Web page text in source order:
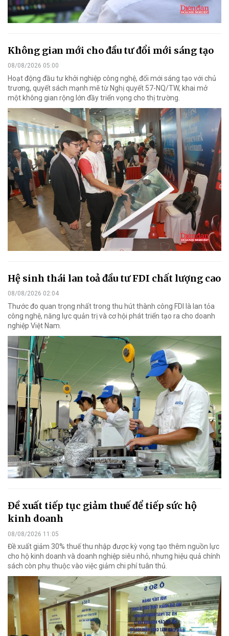
Không gian mới cho đầu tư đổi mới sáng tạo
08/08/2026 05:00
Hoạt động đầu tư khởi nghiệp công nghệ, đổi mới sáng tạo với chủ
trương, quyết sách mạnh mẽ từ Nghị quyết 57-NQ/TW, khai mở
một không gian rộng lớn đầy triển vọng cho thị trường.
Hệ sinh thái lan toả đầu tư FDI chất lượng cao
08/08/2026 02:04
Thước đo quan trọng nhất trong thu hút thành công FDI là lan tỏa
công nghệ, năng lực quản trị và cơ hội phát triển tạo ra cho doanh
nghiệp Việt Nam.
Đề xuất tiếp tục giảm thuế để tiếp sức hộ
kinh doanh
08/08/2026 11:05
Đề xuất giảm 30% thuế thu nhập được kỳ vọng tạo thêm nguồn lực
cho hộ kinh doanh và doanh nghiệp siêu nhỏ, nhưng hiệu quả chính
sách còn phụ thuộc vào việc giảm chi phí tuân thủ.